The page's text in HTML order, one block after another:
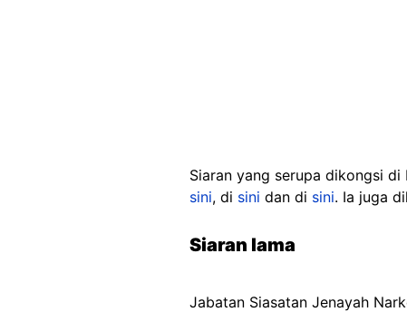
Siaran yang serupa dikongsi di
sini, di sini dan di sini. Ia juga
Siaran lama
Jabatan Siasatan Jenayah